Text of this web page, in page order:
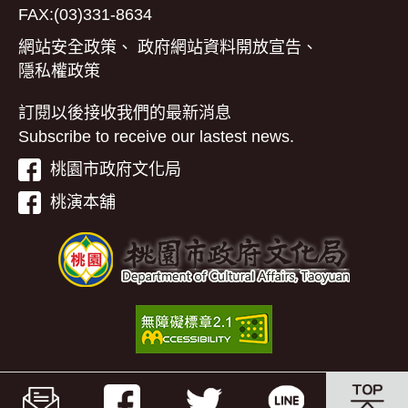
FAX:(03)331-8634
網站安全政策 、 政府網站資料開放宣告 、
隱私權政策
訂閱以後接收我們的最新消息
Subscribe to receive our lastest news.
桃園市政府文化局
桃演本舖